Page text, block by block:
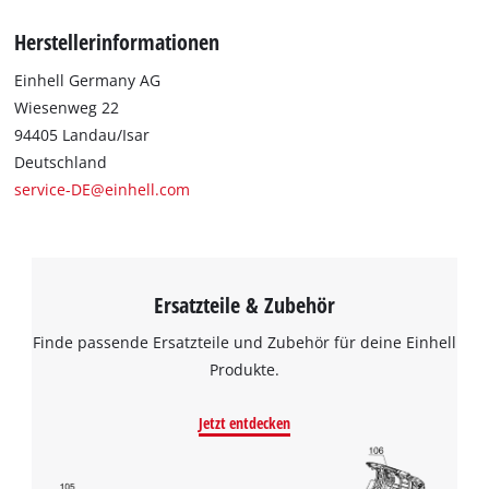
Herstellerinformationen
Einhell Germany AG
Wiesenweg 22
94405 Landau/Isar
Deutschland
service-DE@einhell.com
Ersatzteile & Zubehör
Finde passende Ersatzteile und Zubehör für deine Einhell
Produkte.
Jetzt entdecken